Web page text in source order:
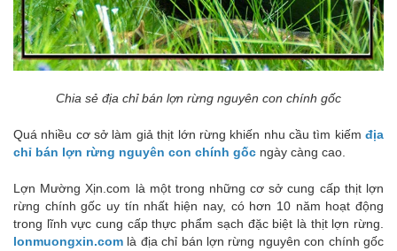
Chia sẻ địa chỉ bán lợn rừng nguyên con chính gốc
Quá nhiều cơ sở làm giả thịt lớn rừng khiến nhu cầu tìm kiếm địa
chỉ bán lợn rừng nguyên con chính gốc ngày càng cao.
Lợn Mường Xịn.com là một trong những cơ sở cung cấp thịt lợn
rừng chính gốc uy tín nhất hiện nay, có hơn 10 năm hoạt động
trong lĩnh vực cung cấp thực phẩm sạch đặc biệt là thịt lợn rừng.
lonmuongxin.com là địa chỉ bán lợn rừng nguyên con chính gốc